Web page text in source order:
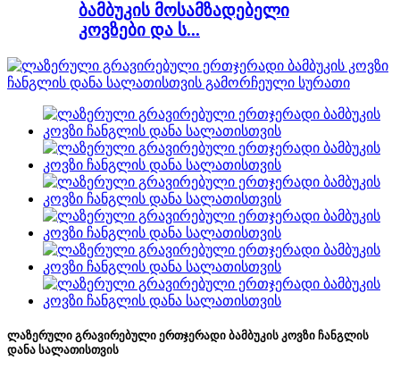
ბამბუკის მოსამზადებელი
კოვზები და ს...
ლაზერული გრავირებული ერთჯერადი ბამბუკის კოვზი ჩანგლის
დანა სალათისთვის